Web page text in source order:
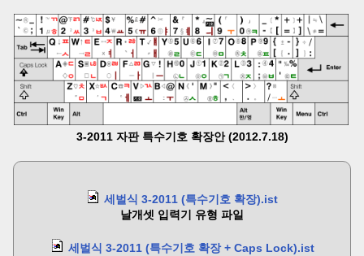
3-2011 자판 특수기호 확장안 (2012.7.18)
세벌식 3-2011 (특수기호 확장).ist
날개셋 입력기 유형 파일
세벌식 3-2011 (특수기호 확장 + Caps Lock).ist